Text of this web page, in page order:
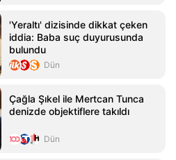
'Yeraltı' dizisinde dikkat çeken
iddia: Baba suç duyurusunda
bulundu
Dün
Çağla Şıkel ile Mertcan Tunca
denizde objektiflere takıldı
Dün